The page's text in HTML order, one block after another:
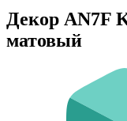
Декор AN7F
матовый